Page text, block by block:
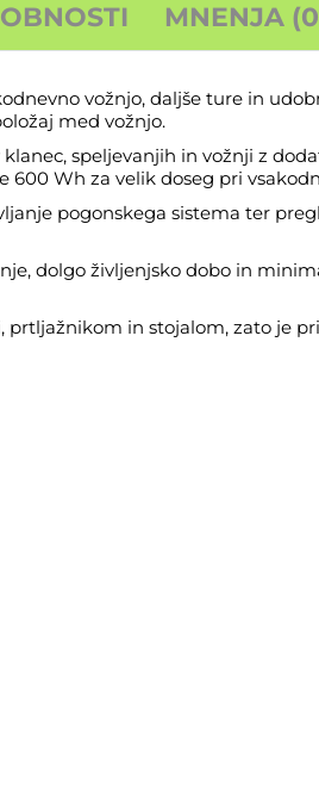
MNENJA
vožnjo, daljše ture in
med vožnjo.
speljevanjih in vožnji z
Wh za velik doseg pri
pogonskega sistema ter
dolgo življenjsko dobo in
in stojalom, zato je